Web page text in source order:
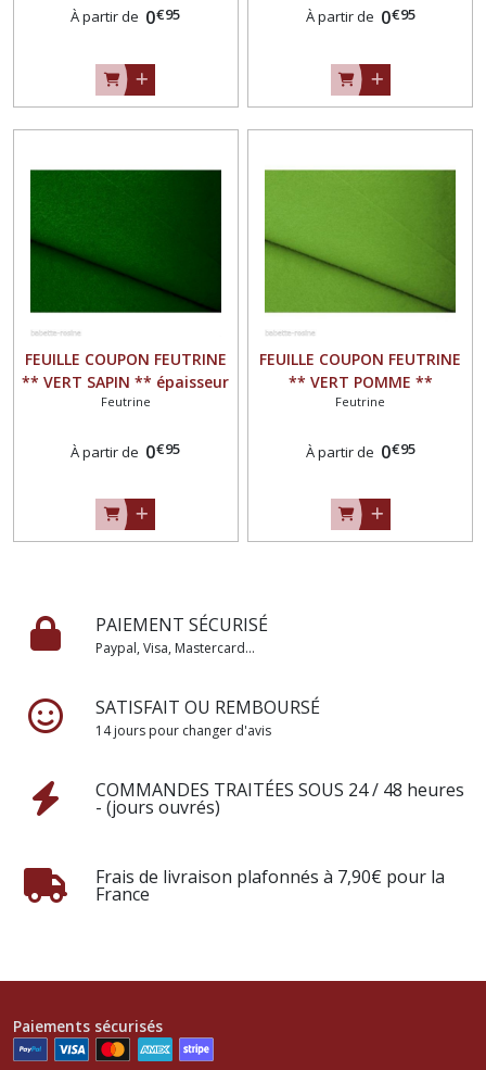
À partir de 0€95 À partir de 0€95
FEUILLE COUPON FEUTRINE
** VERT SAPIN ** épaisseur
1,5 mm
Feutrine
À partir de 0€95
FEUILLE COUPON FEUTRINE
** VERT POMME **
épaisseur 1,5 mm
Feutrine
À partir de 0€95
PAIEMENT SÉCURISÉ
Paypal, Visa, Mastercard...
SATISFAIT OU REMBOURSÉ
14 jours pour changer d'avis
COMMANDES TRAITÉES SOUS 24 / 48 heures
- (jours ouvrés)
Frais de livraison plafonnés à 7,90€ pour la
France
Paiements sécurisés